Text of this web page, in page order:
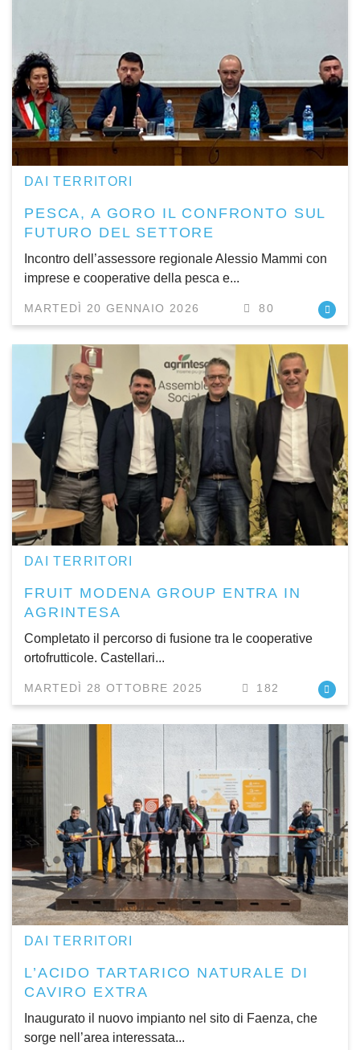
DAI TERRITORI
PESCA, A GORO IL CONFRONTO SUL
FUTURO DEL SETTORE
Incontro dell’assessore regionale Alessio Mammi con
imprese e cooperative della pesca e...
MARTEDÌ 20 GENNAIO 2026 80
DAI TERRITORI
FRUIT MODENA GROUP ENTRA IN
AGRINTESA
Completato il percorso di fusione tra le cooperative
ortofrutticole. Castellari...
MARTEDÌ 28 OTTOBRE 2025 182
DAI TERRITORI
L’ACIDO TARTARICO NATURALE DI
CAVIRO EXTRA
Inaugurato il nuovo impianto nel sito di Faenza, che
sorge nell’area interessata...